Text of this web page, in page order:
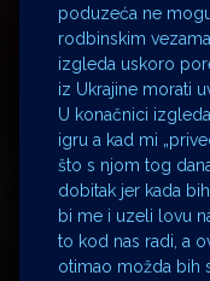
poduzeća ne
rodbinskim
izgleda uskoro
iz Ukrajine morati
U konačnici
igru a kad mi
što s njom tog
dobitak jer kada
bi me i uzeli lovu
to kod nas radi, a
otimao možda bih